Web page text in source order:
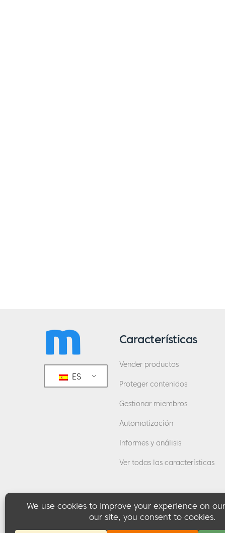
ES
Características
Vender productos
Proteger contenidos
Gestionar miembros
Automatización
Informes y análisis
Ver todas las características